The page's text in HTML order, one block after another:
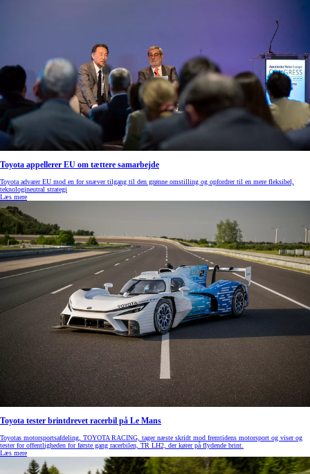
Toyota appellerer EU om tættere samarbejde
Toyota advarer EU mod en for snæver tilgang til den grønne omstilling og opfordrer til en mere fleksibel,
teknologineutral strategi
Læs mere
Toyota tester brintdrevet racerbil på Le Mans
Toyotas motorsportsafdeling, TOYOTA RACING, tager næste skridt mod fremtidens motorsport og viser og
tester for offentligheden for første gang racerbilen, TR LH2, der kører på flydende brint.
Læs mere